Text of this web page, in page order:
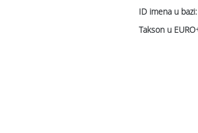
ID imena u bazi:
Takson u